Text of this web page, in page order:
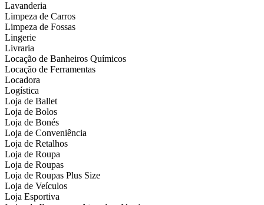
Lavanderia
Limpeza de Carros
Limpeza de Fossas
Lingerie
Livraria
Locação de Banheiros Químicos
Locação de Ferramentas
Locadora
Logística
Loja de Ballet
Loja de Bolos
Loja de Bonés
Loja de Conveniência
Loja de Retalhos
Loja de Roupa
Loja de Roupas
Loja de Roupas Plus Size
Loja de Veículos
Loja Esportiva